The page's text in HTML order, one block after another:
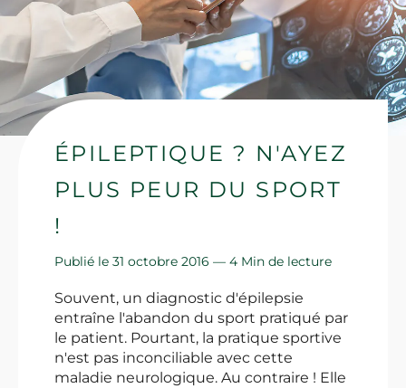
ÉPILEPTIQUE ? N'AYEZ
PLUS PEUR DU SPORT
!
Publié le 31 octobre 2016 — 4 Min de lecture
Souvent, un diagnostic d'épilepsie
entraîne l'abandon du sport pratiqué par
le patient. Pourtant, la pratique sportive
n'est pas inconciliable avec cette
maladie neurologique. Au contraire ! Elle